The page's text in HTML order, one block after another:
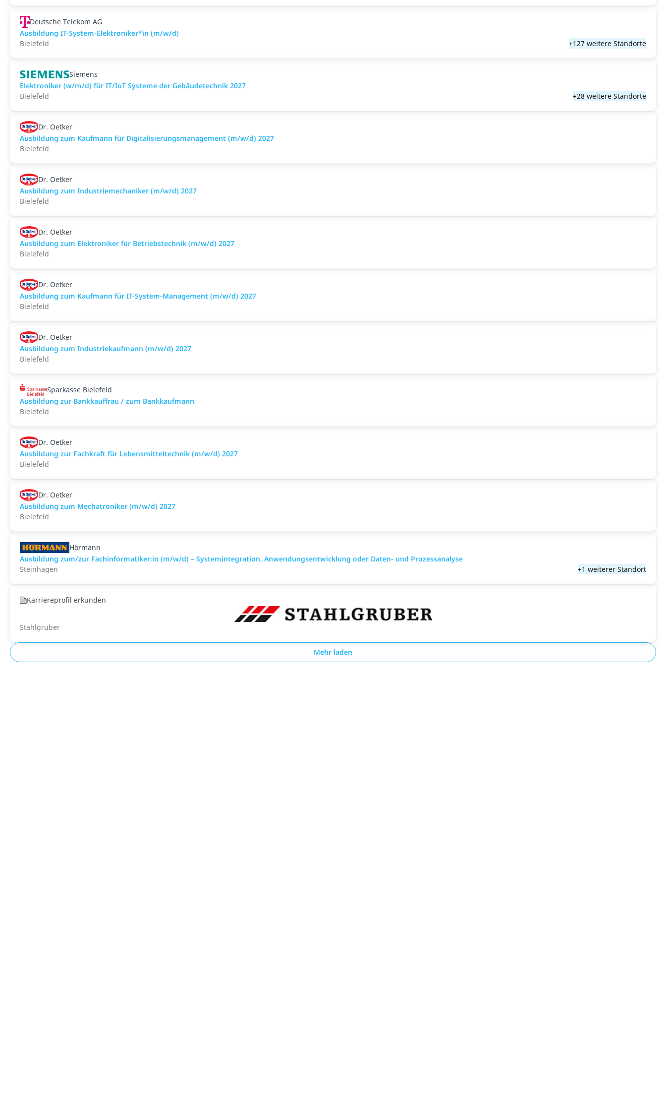
Deutsche Telekom AG
Ausbildung IT-System-Elektroniker*in (m/w/d)
Bielefeld
+127 weitere Standorte
Siemens
Elektroniker (w/m/d) für IT/IoT Systeme der Gebäudetechnik 2027
Bielefeld
+28 weitere Standorte
Dr. Oetker
Ausbildung zum Kaufmann für Digitalisierungsmanagement (m/w/d) 2027
Bielefeld
Dr. Oetker
Ausbildung zum Industriemechaniker (m/w/d) 2027
Bielefeld
Dr. Oetker
Ausbildung zum Elektroniker für Betriebstechnik (m/w/d) 2027
Bielefeld
Dr. Oetker
Ausbildung zum Kaufmann für IT-System-Management (m/w/d) 2027
Bielefeld
Dr. Oetker
Ausbildung zum Industriekaufmann (m/w/d) 2027
Bielefeld
Sparkasse Bielefeld
Ausbildung zur Bankkauffrau / zum Bankkaufmann
Bielefeld
Dr. Oetker
Ausbildung zur Fachkraft für Lebensmitteltechnik (m/w/d) 2027
Bielefeld
Dr. Oetker
Ausbildung zum Mechatroniker (m/w/d) 2027
Bielefeld
Hörmann
Ausbildung zum/zur Fachinformatiker:in (m/w/d) – Systemintegration, Anwendungsentwicklung oder Daten- und Prozessanalyse
Steinhagen
+1 weiterer Standort
Karriereprofil erkunden
Stahlgruber
Mehr laden